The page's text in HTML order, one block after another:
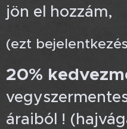
jön el hozzám,
(ezt
20%
áraiból !